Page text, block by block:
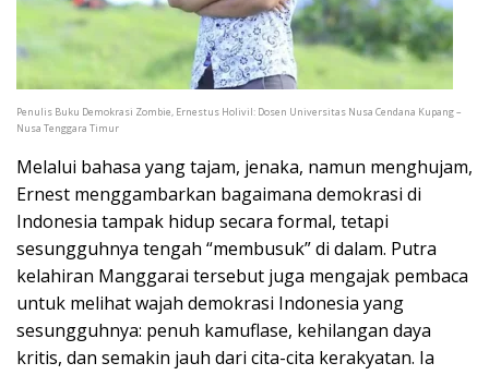
Penulis Buku Demokrasi Zombie, Ernestus Holivil: Dosen Universitas Nusa Cendana Kupang –
Nusa Tenggara Timur
Melalui bahasa yang tajam, jenaka, namun menghujam,
Ernest menggambarkan bagaimana demokrasi di
Indonesia tampak hidup secara formal, tetapi
sesungguhnya tengah “membusuk” di dalam. Putra
kelahiran Manggarai tersebut juga mengajak pembaca
untuk melihat wajah demokrasi Indonesia yang
sesungguhnya: penuh kamuflase, kehilangan daya
kritis, dan semakin jauh dari cita-cita kerakyatan. Ia